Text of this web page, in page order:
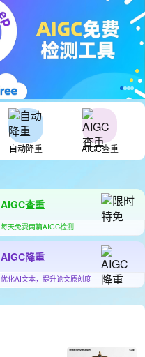
自动降重 AIGC查重
AIGC查重
每天免费两篇AIGC检测
AIGC降重
优化AI文本，提升论文原创度